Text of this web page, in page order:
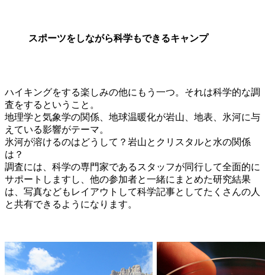
スポーツをしながら科学もできるキャンプ
ハイキングをする楽しみの他にもう一つ。それは科学的な調
査をするということ。
地理学と気象学の関係、地球温暖化が岩山、地表、氷河に与
えている影響がテーマ。
氷河が溶けるのはどうして？岩山とクリスタルと水の関係
は？
調査には、科学の専門家であるスタッフが同行して全面的に
サポートしますし、他の参加者と一緒にまとめた研究結果
は、写真などもレイアウトして科学記事としてたくさんの人
と共有できるようになります。